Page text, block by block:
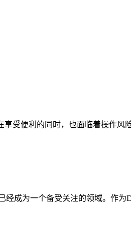
受便利的同时，也面临着操作风
成为一个备受关注的领域。作为